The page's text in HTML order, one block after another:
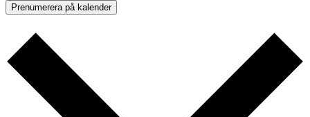
Prenumerera på kalender